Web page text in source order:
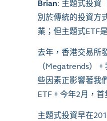
Brian: 主題式投資
別於傳統的投資方
業；但主題式ETF
去年，香港交易所
（Megatrends）
些因素正影響著我
ETF 。今年2月，首
主題式投資早在